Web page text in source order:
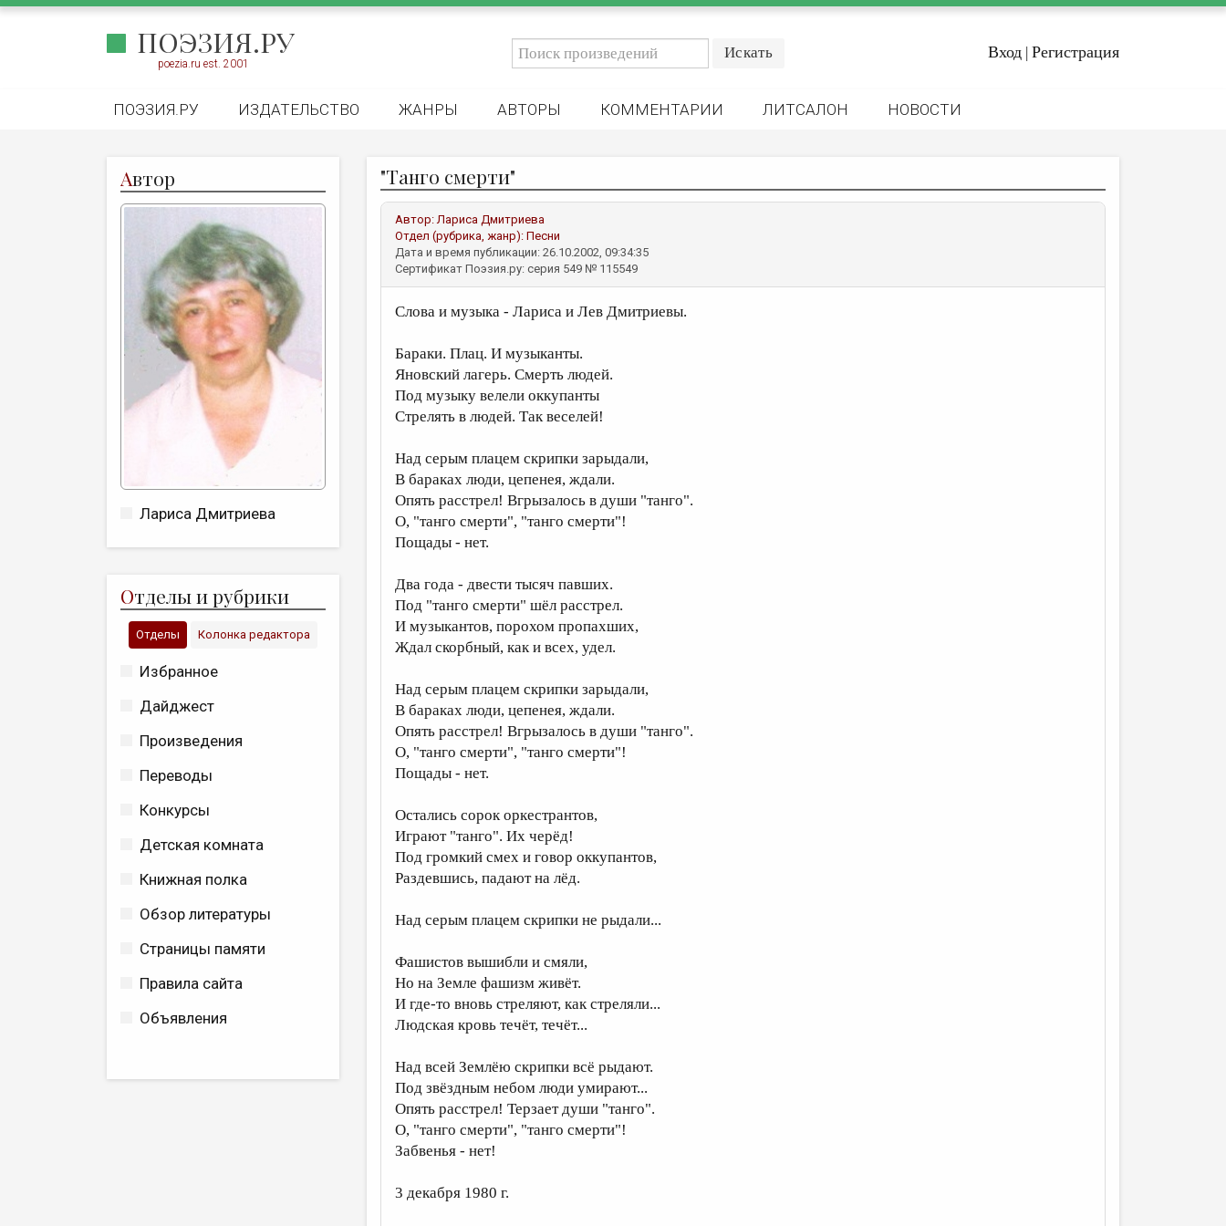
ПОЭЗИЯ.РУ
poezia.ru est. 2001
Вход | Регистрация
ПОЭЗИЯ.РУ ИЗДАТЕЛЬСТВО ЖАНРЫ АВТОРЫ КОММЕНТАРИИ ЛИТСАЛОН НОВОСТИ
Автор
Лариса Дмитриева
Отделы и рубрики
Отделы Колонка редактора
Избранное
Дайджест
Произведения
Переводы
Конкурсы
Детская комната
Книжная полка
Обзор литературы
Страницы памяти
Правила сайта
Объявления
"Танго смерти"
Автор:Лариса Дмитриева
Отдел (рубрика, жанр): Песни
Дата и время публикации: 26.10.2002, 09:34:35
Сертификат Поэзия.ру: серия 549 № 115549
Слова и музыка - Лариса и Лев Дмитриевы.
Бараки. Плац. И музыканты.
Яновский лагерь. Смерть людей.
Под музыку велели оккупанты
Стрелять в людей. Так веселей!
Над серым плацем скрипки зарыдали,
В бараках люди, цепенея, ждали.
Опять расстрел! Вгрызалось в души "танго".
О, "танго смерти", "танго смерти"!
Пощады - нет.
Два года - двести тысяч павших.
Под "танго смерти" шёл расстрел.
И музыкантов, порохом пропахших,
Ждал скорбный, как и всех, удел.
Над серым плацем скрипки зарыдали,
В бараках люди, цепенея, ждали.
Опять расстрел! Вгрызалось в души "танго".
О, "танго смерти", "танго смерти"!
Пощады - нет.
Остались сорок оркестрантов,
Играют "танго". Их черёд!
Под громкий смех и говор оккупантов,
Раздевшись, падают на лёд.
Над серым плацем скрипки не рыдали...
Фашистов вышибли и смяли,
Но на Земле фашизм живёт.
И где-то вновь стреляют, как стреляли...
Людская кровь течёт, течёт...
Над всей Землёю скрипки всё рыдают.
Под звёздным небом люди умирают...
Опять расстрел! Терзает души "танго".
О, "танго смерти", "танго смерти"!
Забвенья - нет!
3 декабря 1980 г.